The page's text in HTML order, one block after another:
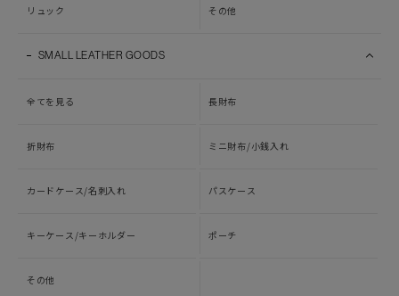
リュック その他
SMALL LEATHER GOODS
全てを見る 長財布
折財布 ミニ財布/小銭入れ
カードケース/名刺入れ パスケース
キーケース/キーホルダー ポーチ
その他